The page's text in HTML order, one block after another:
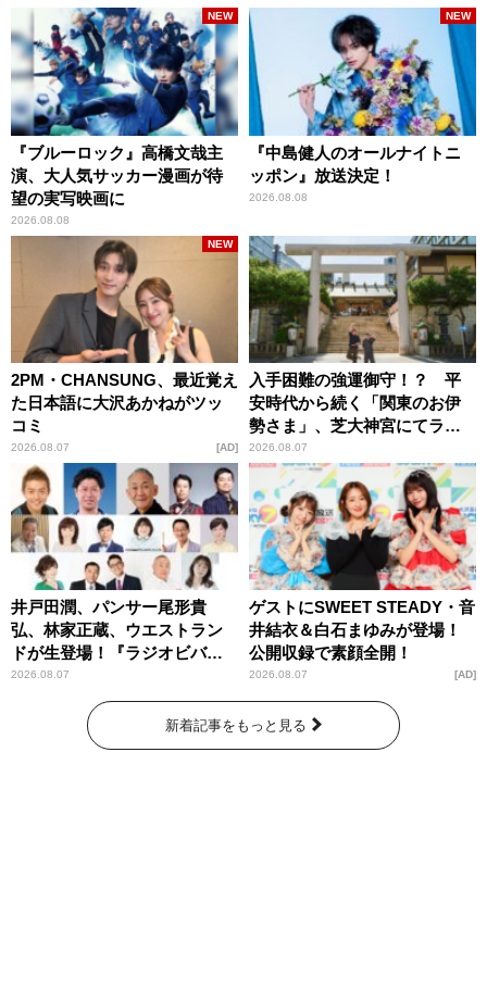
『ブルーロック』高橋文哉主
演、大人気サッカー漫画が待
望の実写映画に
2026.08.08
NEW
『中島健人のオールナイトニ
ッポン』放送決定！
2026.08.08
NEW
2PM・CHANSUNG、最近覚え
た日本語に大沢あかねがツッ
コミ
2026.08.07
NEW
AD
入手困難の強運御守！？ 平
安時代から続く「関東のお伊
勢さま」、芝大神宮にてラン
パンプスが合格祈願！
2026.08.07
井戸田潤、パンサー尾形貴
弘、林家正蔵、ウエストラン
ドが生登場！『ラジオビバリ
ー昼ズ』
2026.08.07
ゲストにSWEET STEADY・音
井結衣＆白石まゆみが登場！
公開収録で素顔全開！
2026.08.07 AD
新着記事をもっと見る